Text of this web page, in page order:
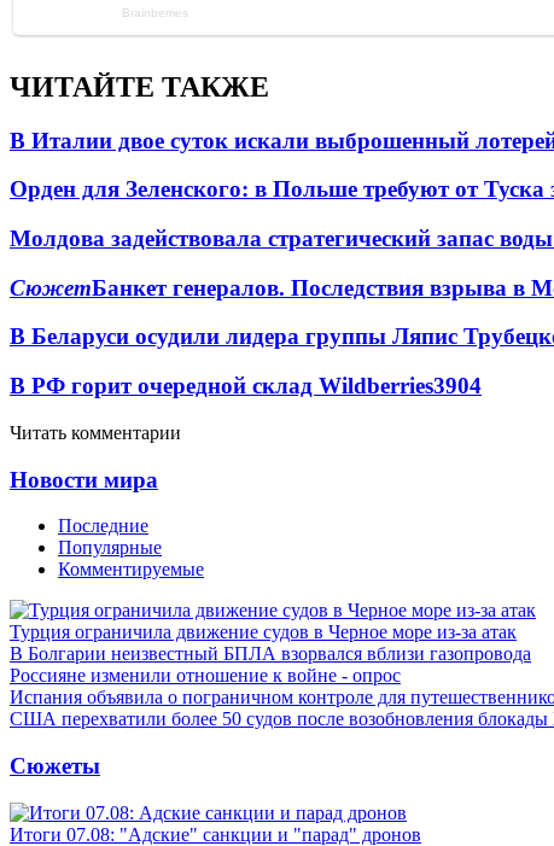
ЧИТАЙТЕ ТАКЖЕ
В Италии двое суток искали выброшенный
Орден для Зеленского: в Польше требуют от Туска
Молдова задействовала стратегический запас
СюжетБанкет генералов. Последствия взрыва в
В Беларуси осудили лидера группы Ляпис
В РФ горит очередной склад Wildberries3904
Читать комментарии
Новости мира
Последние
Популярные
Комментируемые
Турция ограничила движение судов в Черное море из-за атак
В Болгарии неизвестный БПЛА взорвался вблизи газопровода
Россияне изменили отношение к войне - опрос
Испания объявила о пограничном контроле для
США перехватили более 50 судов после возобновления блокады
Сюжеты
Итоги 07.08: "Адские" санкции и "парад" дронов